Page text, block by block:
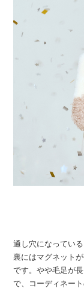
通し穴になってい
裏にはマグネット
です。やや毛足が
で、コーディネー